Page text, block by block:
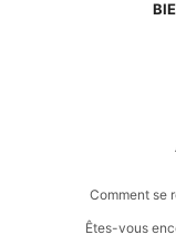
Comment se
Êtes-vous